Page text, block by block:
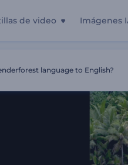
de video Imágenes
language to English?